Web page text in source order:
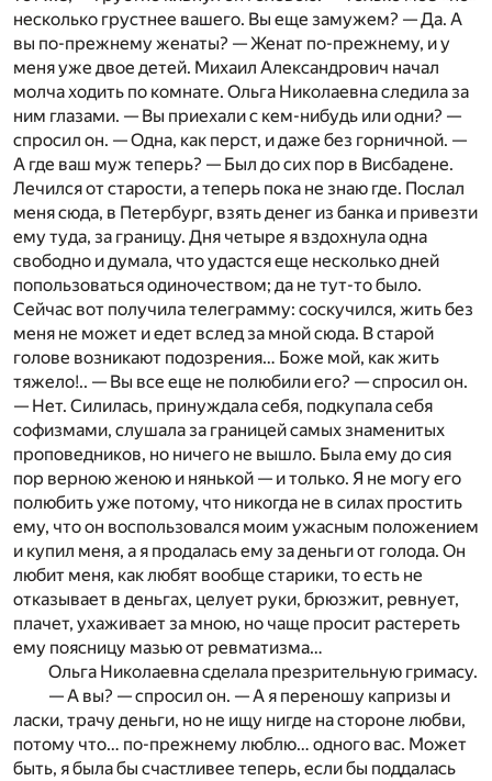
несколько грустнее вашего. Вы еще замужем? — Да. А
вы по-прежнему женаты? — Женат по-прежнему, и у
меня уже двое детей. Михаил Александрович начал
молча ходить по комнате. Ольга Николаевна следила за
ним глазами. — Вы приехали с кем-нибудь или одни? —
спросил он. — Одна, как перст, и даже без горничной. —
А где ваш муж теперь? — Был до сих пор в Висбадене.
Лечился от старости, а теперь пока не знаю где. Послал
меня сюда, в Петербург, взять денег из банка и привезти
ему туда, за границу. Дня четыре я вздохнула одна
свободно и думала, что удастся еще несколько дней
попользоваться одиночеством; да не тут-то было.
Сейчас вот получила телеграмму: соскучился, жить без
меня не может и едет вслед за мной сюда. В старой
голове возникают подозрения… Боже мой, как жить
тяжело!.. — Вы все еще не полюбили его? — спросил он.
— Нет. Силилась, принуждала себя, подкупала себя
софизмами, слушала за границей самых знаменитых
проповедников, но ничего не вышло. Была ему до сия
пор верною женою и нянькой — и только. Я не могу его
полюбить уже потому, что никогда не в силах простить
ему, что он воспользовался моим ужасным положением
и купил меня, а я продалась ему за деньги от голода. Он
любит меня, как любят вообще старики, то есть не
отказывает в деньгах, целует руки, брюзжит, ревнует,
плачет, ухаживает за мною, но чаще просит растереть
ему поясницу мазью от ревматизма…
Ольга Николаевна сделала презрительную гримасу.
— А вы? — спросил он. — А я переношу капризы и
ласки, трачу деньги, но не ищу нигде на стороне любви,
потому что… по-прежнему люблю… одного вас. Может
быть, я была бы счастливее теперь, если бы поддалась